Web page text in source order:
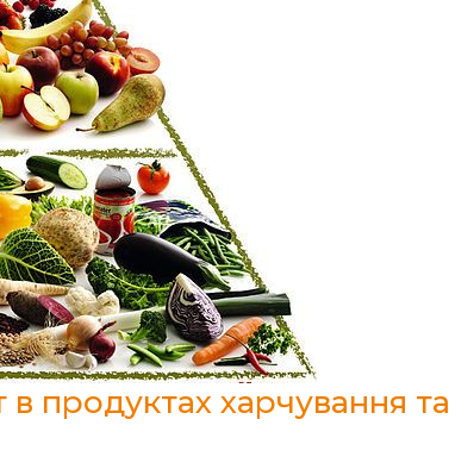
в продуктах харчування та